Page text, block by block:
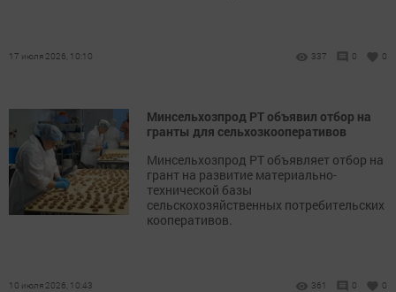
17 июля 2026, 10:10 337 0 0
Минсельхозпрод РТ объявил отбор на
гранты для сельхозкооперативов
Минсельхозпрод РТ объявляет отбор на
грант на развитие материально-
технической базы
сельскохозяйственных потребительских
кооперативов.
10 июля 2026, 10:43 361 0 0